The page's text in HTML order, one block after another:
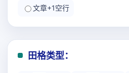
文章+1空行
田格类型：